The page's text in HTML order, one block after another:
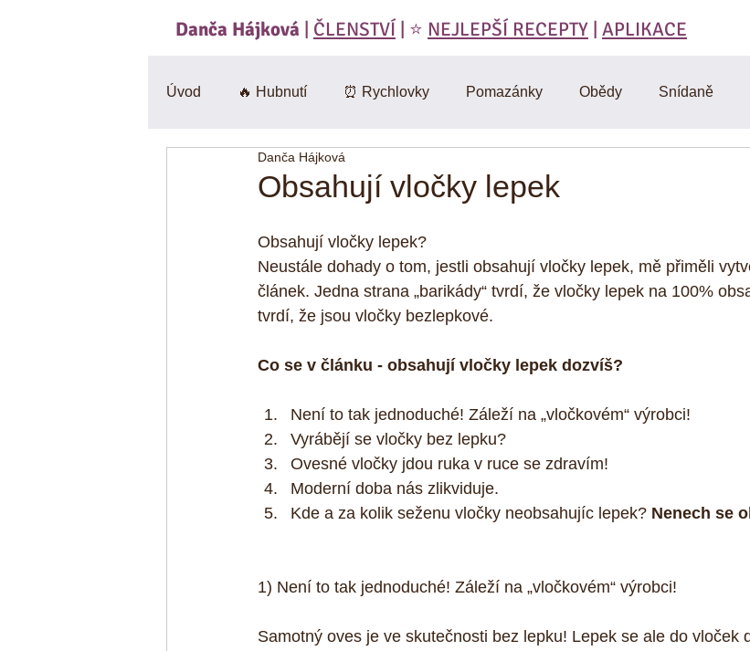
Danča Hájková | ČLENSTVÍ | ⭐️ NEJLEPŠÍ RECEPTY | APLIKACE
Úvod 🔥 Hubnutí ⏰ Rychlovky Pomazánky Obědy Snídaně
🍄 Houby
BEZlepkové 🎃 Dýně RAW
CviKuch Cvičici Kuchařka Omáčky
Obsahují vločky lepek
Danča Hájková
Obsahují vločky lepek?
Neustále dohady o tom, jestli obsahují vločky lepek, mě přiměli
článek. Jedna strana „barikády“ tvrdí, že vločky lepek na 100%
tvrdí, že jsou vločky bezlepkové.
Co se v článku - obsahují vločky lepek dozvíš?
Není to tak jednoduché! Záleží na „vločkovém“ výrobci!
Vyrábějí se vločky bez lepku?
Ovesné vločky jdou ruka v ruce se zdravím!
Moderní doba nás zlikviduje.
Kde a za kolik seženu vločky neobsahujíc lepek? Nenech se
1) Není to tak jednoduché! Záleží na „vločkovém“ výrobci!
Samotný oves je ve skutečnosti bez lepku! Lepek se ale do vloček